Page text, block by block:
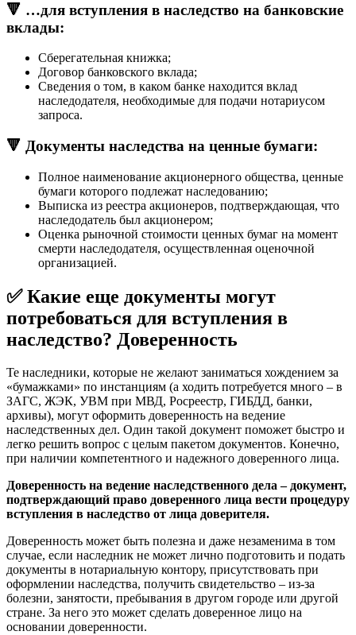
🔻 …для вступления в наследство на банковские
вклады:
Сберегательная книжка;
Договор банковского вклада;
Сведения о том, в каком банке находится вклад
наследодателя, необходимые для подачи нотариусом
запроса.
🔻 Документы наследства на ценные бумаги:
Полное наименование акционерного общества, ценные
бумаги которого подлежат наследованию;
Выписка из реестра акционеров, подтверждающая, что
наследодатель был акционером;
Оценка рыночной стоимости ценных бумаг на момент
смерти наследодателя, осуществленная оценочной
организацией.
✅ Какие еще документы могут
потребоваться для вступления в
наследство? Доверенность
Те наследники, которые не желают заниматься хождением за
«бумажками» по инстанциям (а ходить потребуется много – в
ЗАГС, ЖЭК, УВМ при МВД, Росреестр, ГИБДД, банки,
архивы), могут оформить доверенность на ведение
наследственных дел. Один такой документ поможет быстро и
легко решить вопрос с целым пакетом документов. Конечно,
при наличии компетентного и надежного доверенного лица.
Доверенность на ведение наследственного дела – документ,
подтверждающий право доверенного лица вести процедуру
вступления в наследство от лица доверителя.
Доверенность может быть полезна и даже незаменима в том
случае, если наследник не может лично подготовить и подать
документы в нотариальную контору, присутствовать при
оформлении наследства, получить свидетельство – из-за
болезни, занятости, пребывания в другом городе или другой
стране. За него это может сделать доверенное лицо на
основании доверенности.